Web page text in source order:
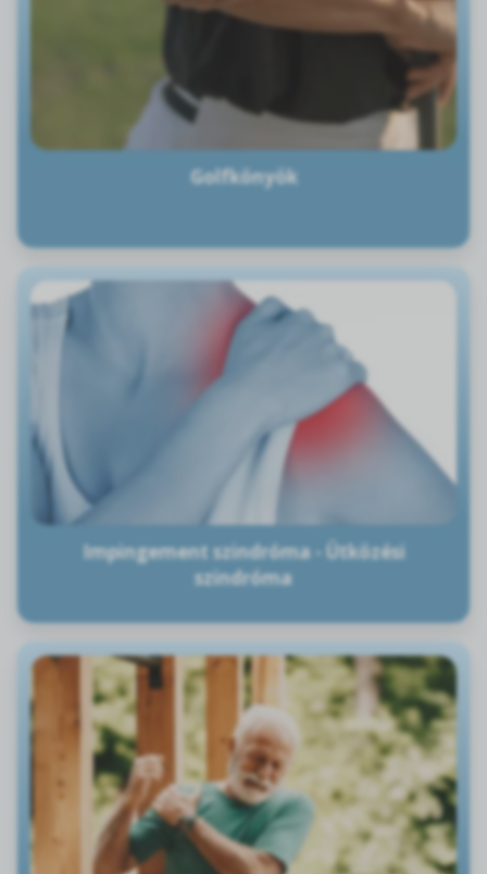
Golfkönyök
Impingement szindróma - Ütközési
szindróma